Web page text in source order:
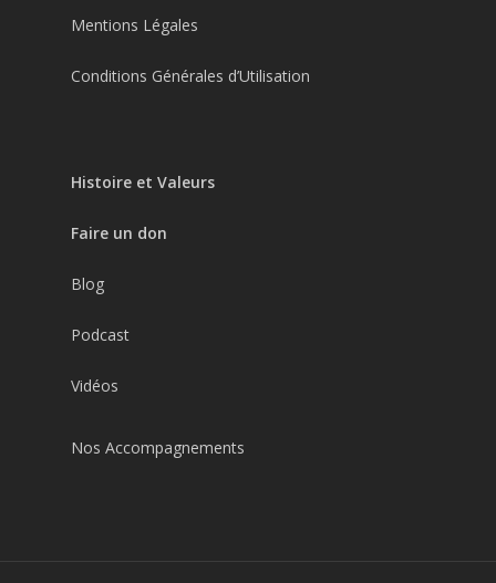
Mentions Légales
Conditions Générales d’Utilisation
Histoire et Valeurs
Faire un don
Blog
Podcast
Vidéos
Nos Accompagnements